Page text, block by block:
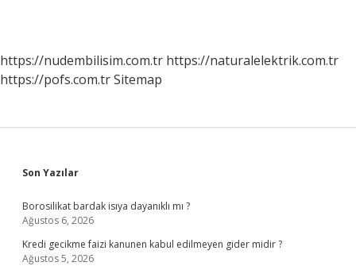
https://nudembilisim.com.tr https://naturalelektrik.com.tr
https://pofs.com.trSitemap
Sidebar
Son Yazılar
Borosilikat bardak isıya dayanıklı mı ?
Ağustos 6, 2026
Kredi gecikme faizi kanunen kabul edilmeyen gider midir ?
Ağustos 5, 2026